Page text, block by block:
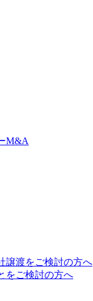
M&A
譲渡をご検討の方へ
をご検討の方へ